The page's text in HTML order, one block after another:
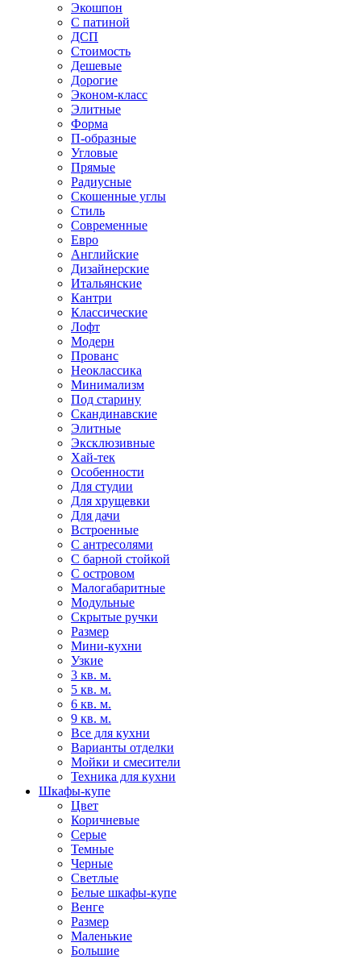
Экошпон
С патиной
ДСП
Стоимость
Дешевые
Дорогие
Эконом-класс
Элитные
Форма
П-образные
Угловые
Прямые
Радиусные
Скошенные углы
Стиль
Современные
Евро
Английские
Дизайнерские
Итальянские
Кантри
Классические
Лофт
Модерн
Прованс
Неоклассика
Минимализм
Под старину
Скандинавские
Элитные
Эксклюзивные
Хай-тек
Особенности
Для студии
Для хрущевки
Для дачи
Встроенные
С антресолями
С барной стойкой
С островом
Малогабаритные
Модульные
Скрытые ручки
Размер
Мини-кухни
Узкие
3 кв. м.
5 кв. м.
6 кв. м.
9 кв. м.
Все для кухни
Варианты отделки
Мойки и смесители
Техника для кухни
Шкафы-купе
Цвет
Коричневые
Серые
Темные
Черные
Светлые
Белые шкафы-купе
Венге
Размер
Маленькие
Большие